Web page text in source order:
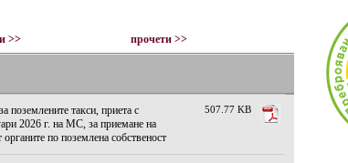
>> прочети >>
поземлените такси, приета с
2026 г. на МС, за приемане на
по поземлена собственост
507.77 KB